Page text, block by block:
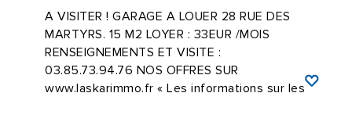
A VISITER ! GARAGE A LOUER 28 RUE DES
MARTYRS. 15 M2 LOYER : 33EUR /MOIS
RENSEIGNEMENTS ET VISITE :
03.85.73.94.76 NOS OFFRES SUR
www.laskarimmo.fr « Les informations sur les